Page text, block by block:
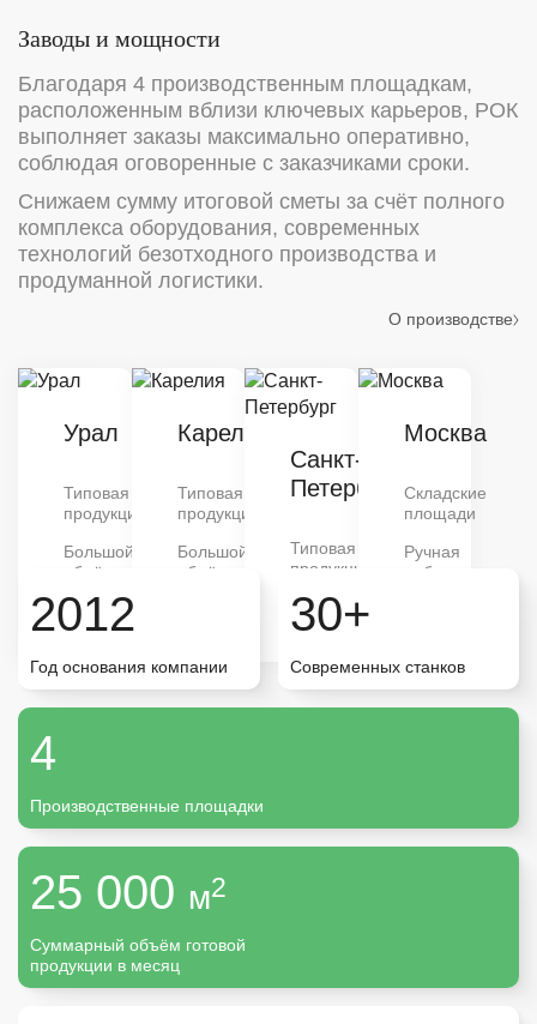
Заводы и мощности
Благодаря 4 производственным площадкам,
расположенным вблизи ключевых карьеров, РОК
выполняет заказы максимально оперативно,
соблюдая оговоренные с заказчиками сроки.
Снижаем сумму итоговой сметы за счёт полного
комплекса оборудования, современных
технологий безотходного производства и
продуманной логистики.
О производстве
Урал
Типовая
продукция
Большой
объём
Карелия
Типовая
продукция
Большой
объём
Санкт-
Петербург
Типовая
продукция
Эксклюзивная
продукция
Москва
Складские
площади
Ручная
работа
2012
Год основания компании
30+
Современных станков
4
Производственные площадки
25 000 м2
Суммарный объём готовой
продукции в месяц